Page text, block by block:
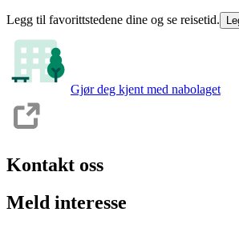
Legg til favorittstedene dine og se reisetid.
Gjør deg kjent med nabolaget
Kontakt oss
Meld interesse